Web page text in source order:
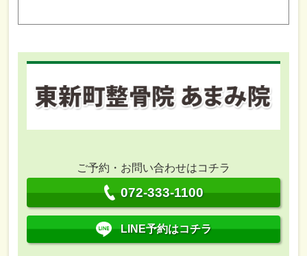
ご予約・お問い合わせはコチラ
072-333-1100
LINE予約はコチラ